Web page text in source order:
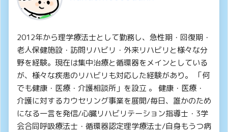
2012年から理学療法士として勤務し、急性期・回復期・
老人保健施設・訪問リハビリ・外来リハビリと様々な分
野を経験。現在は集中治療と循環器をメインとしている
が、様々な疾患のリハビリも対応した経験があり。 「何
でも健康・医療・介護相談所」を設立 。 健康・医療・
介護に対するカウセリング事業を展開/毎日、誰かのため
になる一言を発信/心臓リハビリテーション指導士・3学
会合同呼吸療法士・循環器認定理学療法士/自身もうつ病